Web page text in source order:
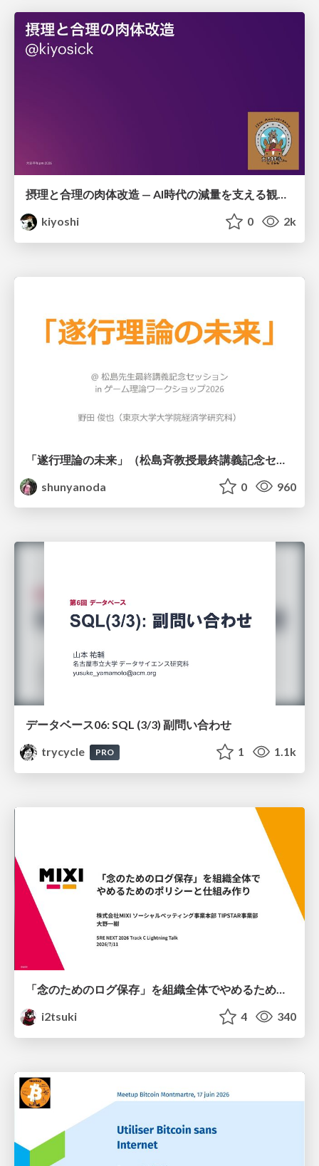
摂理と合理の肉体改造 — AI時代の減量を支える観測・制御・継続
kiyoshi
0 2k
shunyanoda
0 960
データベース06: SQL (3/3) 副問い合わせ
trycycle
PRO 1 1.1k
「念のためのログ保存」を組織全体でやめるためのポリシーと仕組み作り
i2tsuki
4 340